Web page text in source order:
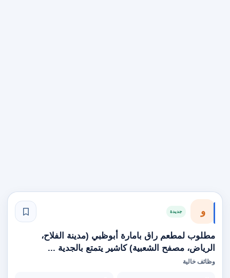
و جديدة
مطلوب لمطعم راق بامارة أبوظبي (مدينة الفلاح،
الرياض، مصفح الشعبية) كاشير يتمتع بالجدية ...
وظائف خالية